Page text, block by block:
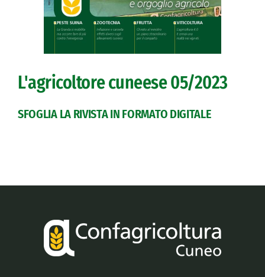
L'agricoltore cuneese05/2023
SFOGLIA LA RIVISTA IN FORMATO DIGITALE